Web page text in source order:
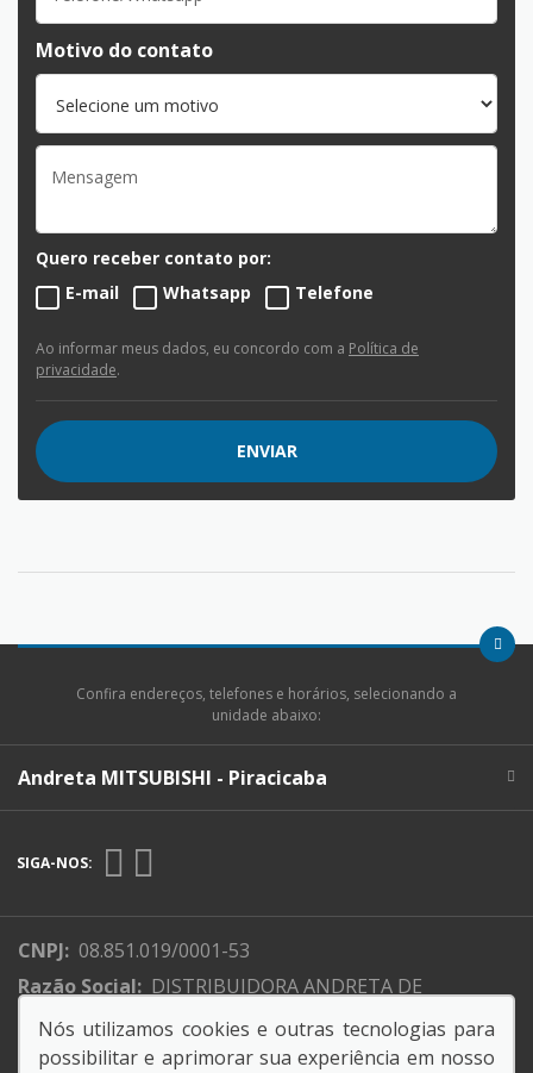
Motivo do contato
Quero receber contato por:
E-mail
Whatsapp Telefone
Ao informar meus dados, eu concordo com a Política de
privacidade.
ENVIAR
Confira endereços, telefones e horários, selecionando a
unidade abaixo:
Andreta MITSUBISHI - Piracicaba
SIGA-NOS:
CNPJ: 08.851.019/0001-53
Razão Social: DISTRIBUIDORA ANDRETA DE
Endereço Matriz: Rodovia SP, 135 - - Piracicaba-SP
Nós utilizamos cookies e outras tecnologias para
possibilitar e aprimorar sua experiência em nosso